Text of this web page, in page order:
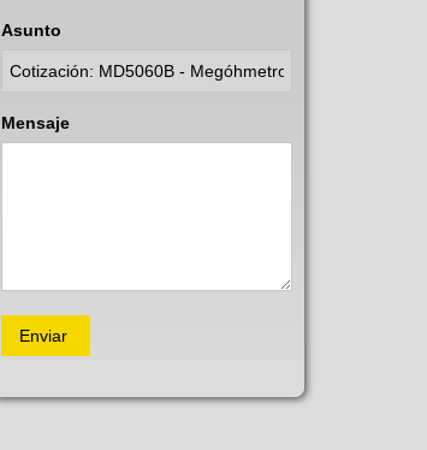
Asunto
Mensaje